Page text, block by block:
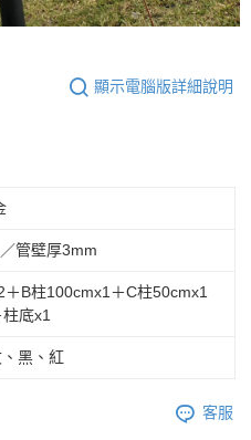
顯示電腦版詳細說明
管壁厚3mm
＋B柱100cmx1＋C柱50cmx1
底x1
黑、紅
客服